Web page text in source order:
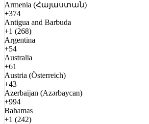
Armenia (Հայաստան)
+374
Antigua and Barbuda
+1 (268)
Argentina
+54
Australia
+61
Austria (Österreich)
+43
Azerbaijan (Azərbaycan)
+994
Bahamas
+1 (242)